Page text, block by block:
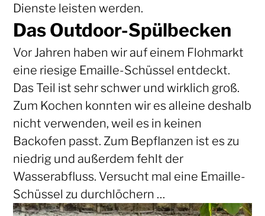
Dienste leisten werden.
Das Outdoor-Spülbecken
Vor Jahren haben wir auf einem Flohmarkt
eine riesige Emaille-Schüssel entdeckt.
Das Teil ist sehr schwer und wirklich groß.
Zum Kochen konnten wir es alleine deshalb
nicht verwenden, weil es in keinen
Backofen passt. Zum Bepflanzen ist es zu
niedrig und außerdem fehlt der
Wasserabfluss. Versucht mal eine Emaille-
Schüssel zu durchlöchern …